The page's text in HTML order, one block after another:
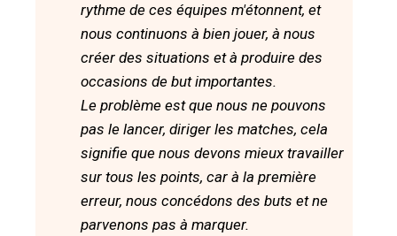
rythme de ces équipes m'étonnent, et
nous continuons à bien jouer, à nous
créer des situations et à produire des
occasions de but importantes.
Le problème est que nous ne pouvons
pas le lancer, diriger les matches, cela
signifie que nous devons mieux travailler
sur tous les points, car à la première
erreur, nous concédons des buts et ne
parvenons pas à marquer.